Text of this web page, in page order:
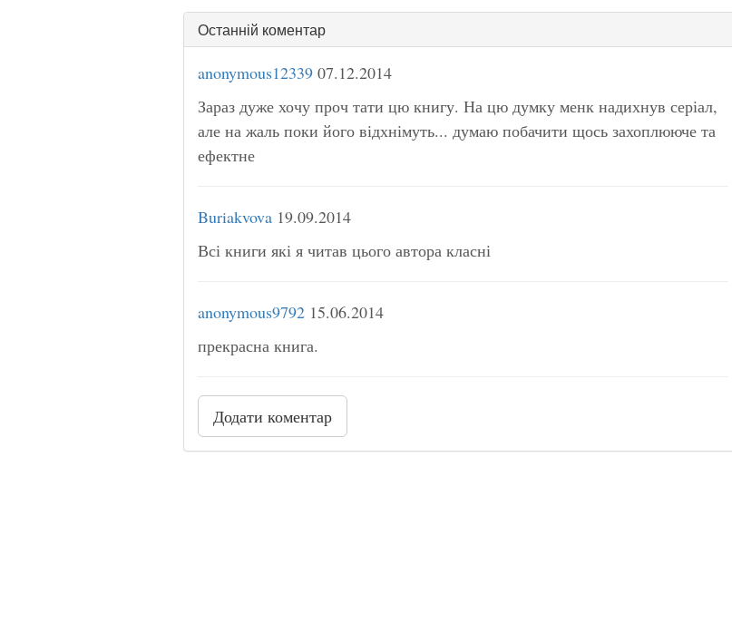
Останній коментар
anonymous12339 07.12.2014
Зараз дуже хочу проч тати цю книгу. На цю думку менк надихнув серіал,
але на жаль поки його відхнімуть... думаю побачити щось захоплююче та
ефектне
Buriakvova 19.09.2014
Всі книги які я читав цього автора класні
anonymous9792 15.06.2014
прекрасна книга.
Додати коментар